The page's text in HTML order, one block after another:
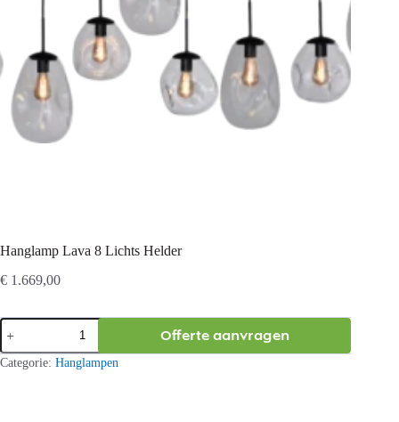
Hanglamp Lava 8 Lichts Helder
€ 1.669,00
Hanglamp
Lava
8
Lichts
Offerte aanvragen
Categorie: Hanglampen